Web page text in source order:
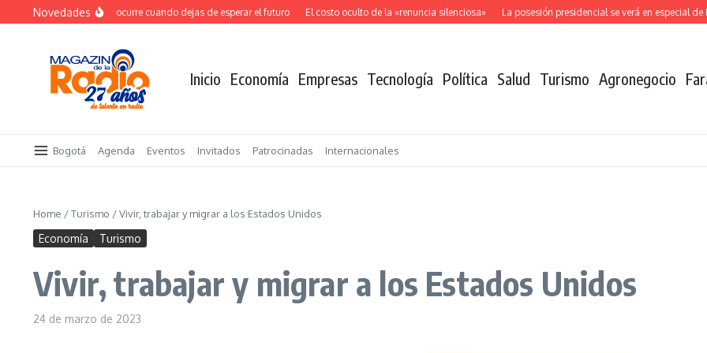
Saltar al contenido
Novedades
El verdadero salto ocurre cuando dejas de esperar el futuro El costo oculto de la «renuncia silenciosa» La posesión presidencial se verá en especial de
Inicio Economía Empresas Tecnología Política Salud Turismo Agronegocio
Bogotá Agenda Eventos Invitados Patrocinadas Internacionales
Home /Turismo /Vivir, trabajar y migrar a los Estados Unidos
Economía Turismo
Vivir, trabajar y migrar a los Estados Unidos
24 de marzo de 2023